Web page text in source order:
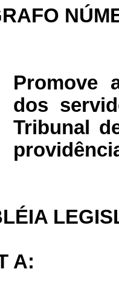
Promove
dos
Tribunal
A: